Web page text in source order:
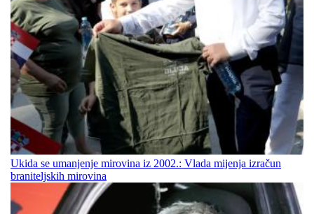
Ukida se umanjenje mirovina iz 2002.: Vlada mijenja izračun
braniteljskih mirovina